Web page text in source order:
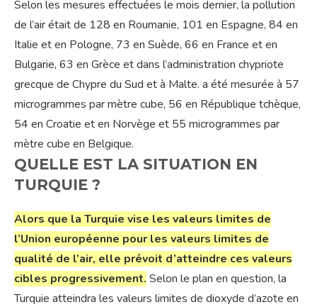
Selon les mesures effectuées le mois dernier, la pollution
de l’air était de 128 en Roumanie, 101 en Espagne, 84 en
Italie et en Pologne, 73 en Suède, 66 en France et en
Bulgarie, 63 en Grèce et dans l’administration chypriote
grecque de Chypre du Sud et à Malte. a été mesurée à 57
microgrammes par mètre cube, 56 en République tchèque,
54 en Croatie et en Norvège et 55 microgrammes par
mètre cube en Belgique.
QUELLE EST LA SITUATION EN
TURQUIE ?
Alors que la Turquie vise les valeurs limites de
l’Union européenne pour les valeurs limites de
qualité de l’air, elle prévoit d’atteindre ces valeurs
cibles progressivement. Selon le plan en question, la
Turquie atteindra les valeurs limites de dioxyde d’azote en